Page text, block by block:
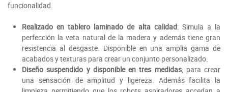
funcionalidad.
Realizado en tablero laminado de alta calidad: Simula a la
perfección la veta natural de la madera y además tiene gran
resistencia al desgaste. Disponible en una amplia gama de
acabados y texturas para crear un conjunto personalizado.
Diseño suspendido y disponible en tres medidas, para crear
una sensación de amplitud y ligereza. Además facilita la